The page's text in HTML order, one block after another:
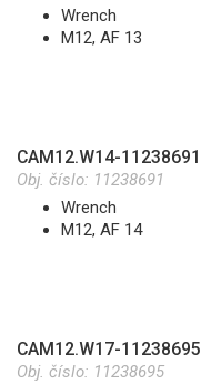
Wrench
M12, AF 13
CAM12.W14-11238691
Obj. číslo: 11238691
Wrench
M12, AF 14
CAM12.W17-11238695
Obj. číslo: 11238695